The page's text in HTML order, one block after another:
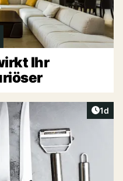
Ihr
1d